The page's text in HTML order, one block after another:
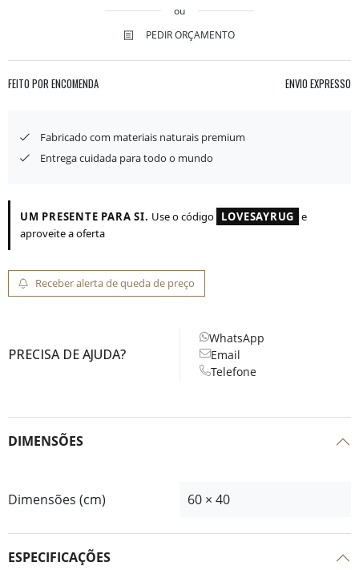
ou
PEDIR ORÇAMENTO
FEITO POR ENCOMENDA ENVIO EXPRESSO
Fabricado com materiais naturais premium
Entrega cuidada para todo o mundo
UM PRESENTE PARA SI. Use o código LOVESAYRUG e
aproveite a oferta
Receber alerta de queda de preço
PRECISA DE AJUDA?
WhatsApp
Email
Telefone
DIMENSÕES
Dimensões (cm) 60 × 40
ESPECIFICAÇÕES